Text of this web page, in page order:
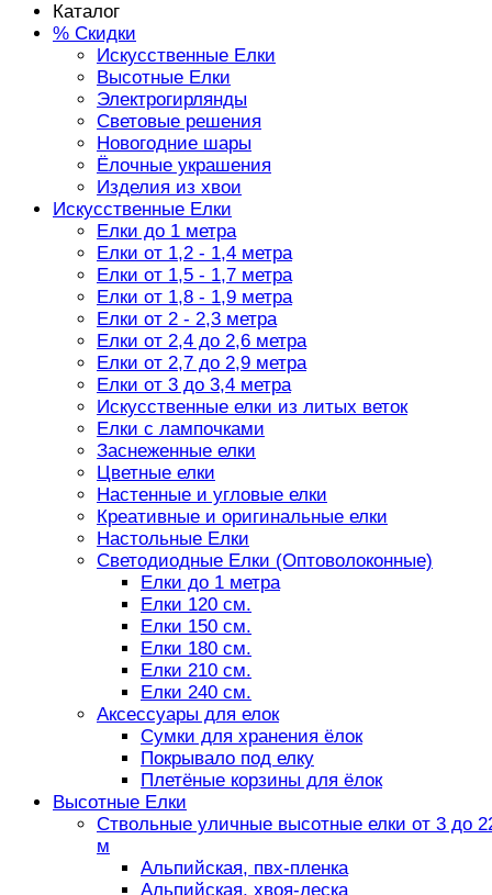
Каталог
% Скидки
Искусственные Елки
Высотные Елки
Электрогирлянды
Световые решения
Новогодние шары
Ёлочные украшения
Изделия из хвои
Искусственные Елки
Елки до 1 метра
Елки от 1,2 - 1,4 метра
Елки от 1,5 - 1,7 метра
Елки от 1,8 - 1,9 метра
Елки от 2 - 2,3 метра
Елки от 2,4 до 2,6 метра
Елки от 2,7 до 2,9 метра
Елки от 3 до 3,4 метра
Искусственные елки из литых веток
Елки с лампочками
Заснеженные елки
Цветные елки
Настенные и угловые елки
Креативные и оригинальные елки
Настольные Елки
Светодиодные Елки (Оптоволоконные)
Елки до 1 метра
Елки 120 см.
Елки 150 см.
Елки 180 см.
Елки 210 см.
Елки 240 см.
Аксессуары для елок
Сумки для хранения ёлок
Покрывало под елку
Плетёные корзины для ёлок
Высотные Елки
Ствольные уличные высотные елки от 3 до
м
Альпийская, пвх-пленка
Альпийская, хвоя-леска